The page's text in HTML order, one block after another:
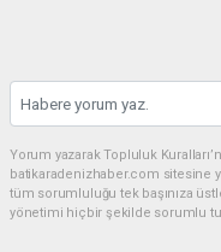
Yorum yazarak Topluluk
batikaradenizhaber.com sitesine
tüm sorumluluğu tek başınıza
yönetimi hiçbir şekilde sorumlu